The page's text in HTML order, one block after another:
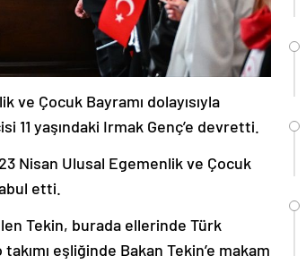
ve Çocuk Bayramı dolayısıyla
11 yaşındaki Irmak Genç’e devretti.
23 Nisan Ulusal Egemenlik ve Çocuk
etti.
Tekin, burada ellerinde Türk
eşliğinde Bakan Tekin’e makam